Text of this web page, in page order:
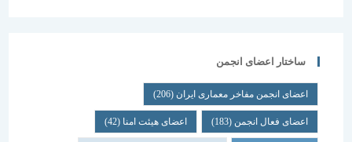
ساختار اعضای انجمن
اعضای انجمن مفاخر معماری ایران (206)
اعضای فعال انجمن(183) اعضای هیئت امنا(42)